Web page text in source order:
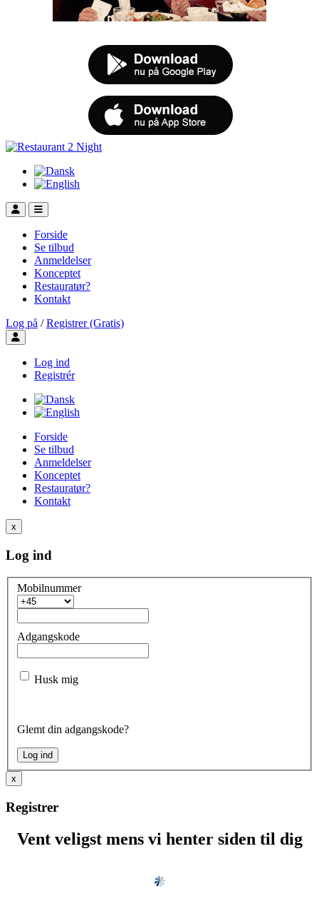
Forside
Se tilbud
Anmeldelser
Konceptet
Restauratør?
Kontakt
Log på / Registrer (Gratis)
Toggle user menu
Log ind
Registrér
Forside
Se tilbud
Anmeldelser
Konceptet
Restauratør?
Kontakt
x
Log ind
Mobilnummer
Adgangskode
Husk mig
Glemt din adgangskode?
x
Registrer
Vent veligst mens vi henter siden til dig